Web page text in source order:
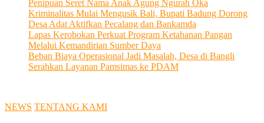
Penipuan Seret Nama Anak Agung Ngurah Oka
Kriminalitas Mulai Mengusik Bali, Bupati Badung Dorong
Desa Adat Aktifkan Pecalang dan Bankamda
Lapas Kerobokan Perkuat Program Ketahanan Pangan
Melalui Kemandirian Sumber Daya
Beban Biaya Operasional Jadi Masalah, Desa di Bangli
Serahkan Layanan Pamsimas ke PDAM
NEWS TENTANG KAMI